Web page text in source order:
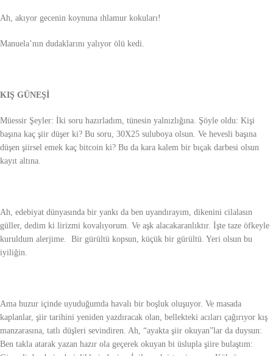
Ah, akıyor gecenin koynuna ıhlamur kokuları!
Manuela’nın dudaklarını yalıyor ölü kedi.
KIŞ GÜNEŞİ
Müessir Şeyler: İki soru hazırladım, tünesin yalnızlığına. Şöyle oldu: Kişi
başına kaç şiir düşer ki? Bu soru, 30X25 suluboya olsun. Ve hevesli başına
düşen şiirsel emek kaç bitcoin ki? Bu da kara kalem bir bıçak darbesi olsun
kayıt altına.
Ah, edebiyat dünyasında bir yankı da ben uyandırayım, dikenini cilalasın
güller, dedim ki lirizmi kovalıyorum. Ve aşk alacakaranlıktır. İşte taze öfkeyle
kuruldum alerjime. Bir gürültü kopsun, küçük bir gürültü. Yeri olsun bu
iyiliğin.
Ama huzur içinde uyuduğumda havalı bir boşluk oluşuyor. Ve masada
kaplanlar, şiir tarihini yeniden yazdıracak olan, bellekteki acıları çağırıyor kış
manzarasına, tatlı düşleri sevindiren. Ah, “ayakta şiir okuyan”lar da duysun:
Ben takla atarak yazan hazır ola geçerek okuyan bi üslupla şiire bulaştım: